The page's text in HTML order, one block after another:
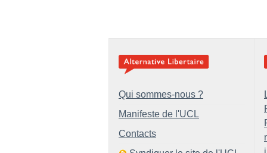
Qui sommes-nous ?
Manifeste de l'UCL
Contacts